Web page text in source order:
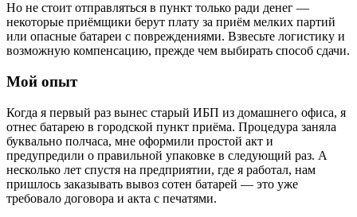
Но не стоит отправляться в пункт только ради денег —
некоторые приёмщики берут плату за приём мелких партий
или опасные батареи с повреждениями. Взвесьте логистику и
возможную компенсацию, прежде чем выбирать способ сдачи.
Мой опыт
Когда я первый раз вынес старый ИБП из домашнего офиса, я
отнес батарею в городской пункт приёма. Процедура заняла
буквально полчаса, мне оформили простой акт и
предупредили о правильной упаковке в следующий раз. А
несколько лет спустя на предприятии, где я работал, нам
пришлось заказывать вывоз сотен батарей — это уже
требовало договора и акта с печатями.